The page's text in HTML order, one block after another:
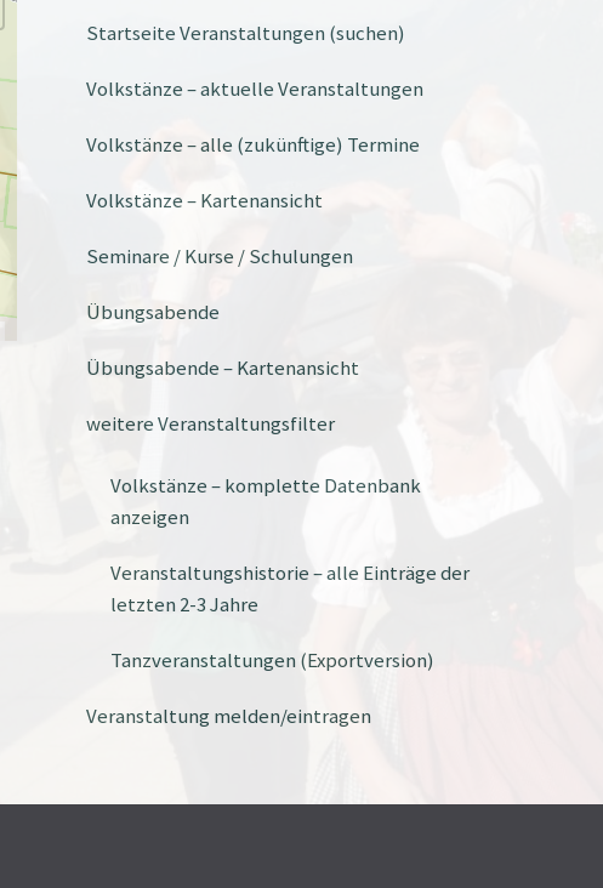
Office 365 Outlook Live
Startseite Veranstaltungen (suchen)
Volkstänze – aktuelle Veranstaltungen
Volkstänze – alle (zukünftige) Termine
Volkstänze – Kartenansicht
Seminare / Kurse / Schulungen
Übungsabende
Übungsabende – Kartenansicht
weitere Veranstaltungsfilter
Volkstänze – komplette Datenbank
anzeigen
Veranstaltungshistorie – alle Einträge der
letzten 2-3 Jahre
Tanzveranstaltungen (Exportversion)
Veranstaltung melden/eintragen